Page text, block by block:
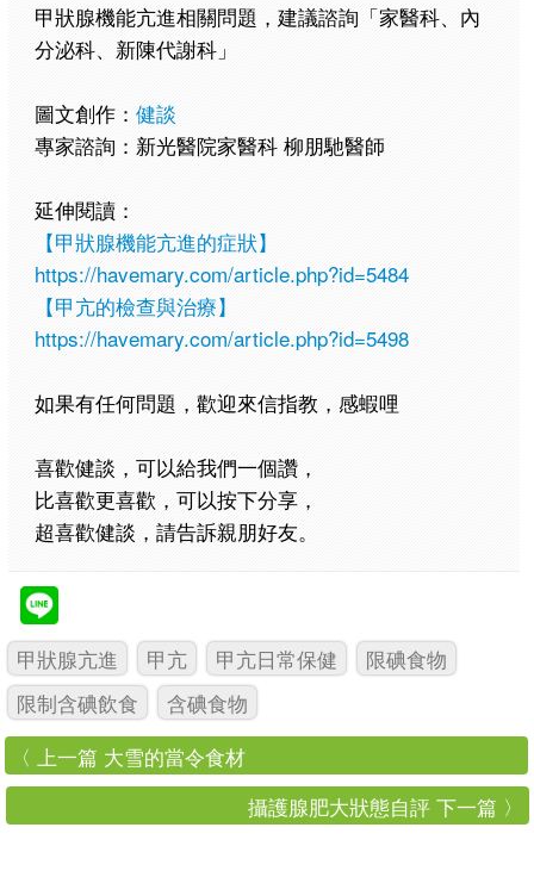
甲狀腺機能亢進相關問題，建議諮詢「家醫科、內
分泌科、新陳代謝科」
圖文創作： 健談
專家諮詢：新光醫院家醫科 柳朋馳醫師
延伸閱讀：
【甲狀腺機能亢進的症狀】
https://havemary.com/article.php?id=5484
【甲亢的檢查與治療】
https://havemary.com/article.php?id=5498
如果有任何問題，歡迎來信指教，感蝦哩
喜歡健談，可以給我們一個讚，
比喜歡更喜歡，可以按下分享，
超喜歡健談，請告訴親朋好友。
甲狀腺亢進 甲亢 甲亢日常保健
限碘食物
限制含碘飲食
含碘食物
〈 上一篇 大雪的當令食材
攝護腺肥大狀態自評 下一篇 〉